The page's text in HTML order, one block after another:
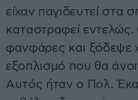
είχαν παγιδευτεί στα
καταστραφεί
φανφάρες και ξόδεψε
εξοπλισμό που θα
Αυτός ήταν ο Πολ.